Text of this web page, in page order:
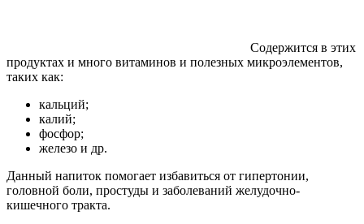
Содержится в этих
продуктах и много витаминов и полезных микроэлементов,
таких как:
кальций;
калий;
фосфор;
железо и др.
Данный напиток помогает избавиться от гипертонии,
головной боли, простуды и заболеваний желудочно-
кишечного тракта.